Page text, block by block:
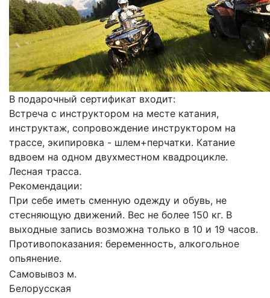
В подарочный сертификат входит:
Встреча с инструктором на месте катания,
инструктаж, сопровождение инструктором на
трассе, экипировка - шлем+перчатки. Катание
вдвоем на одном двухместном квадроцикле.
Лесная трасса.
Рекомендации:
При себе иметь сменную одежду и обувь, не
стесняющую движений. Вес не более 150 кг. В
выходные запись возможна только в 10 и 19 часов.
Противопоказания: беременность, алкогольное
опьянение.
Самовывоз м.
Белорусская